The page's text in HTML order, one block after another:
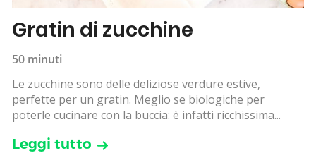
Gratin di zucchine
50 minuti
Le zucchine sono delle deliziose verdure estive,
perfette per un gratin. Meglio se biologiche per
poterle cucinare con la buccia: è infatti ricchissima...
Leggi tutto